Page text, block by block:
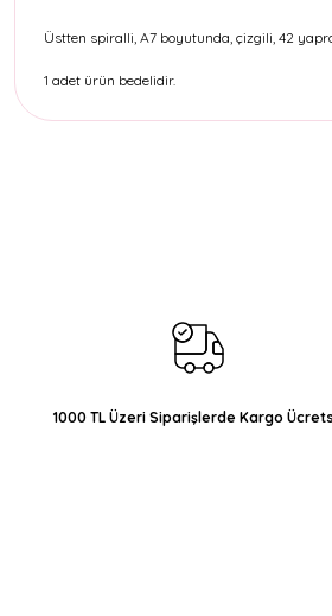
Üstten spiralli, A7 boyutunda, çizgili, 42
1 adet ürün bedelidir.
Ürün fiyatı diğer sitelerden daha pahalı.
Bu ürüne benzer farklı alternatifler olmalı.
1000 TL Üzeri Siparişlerde Kargo